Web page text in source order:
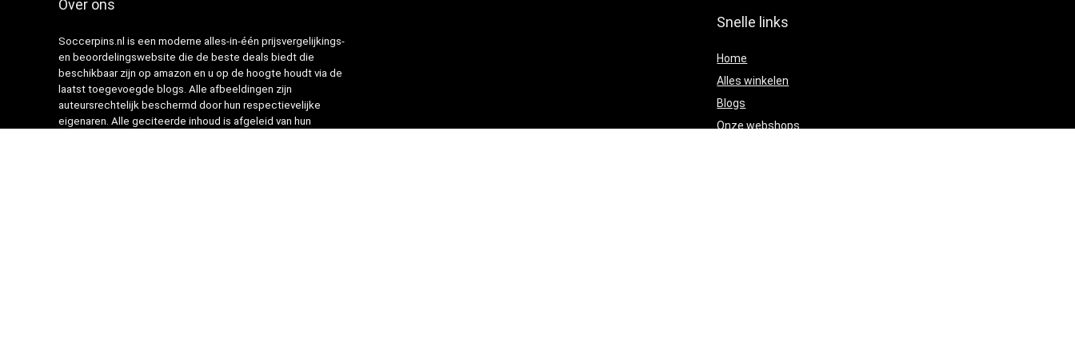
Over ons
Soccerpins.nl is een moderne alles-in-één prijsvergelijkings-
en beoordelingswebsite die de beste deals biedt die
beschikbaar zijn op amazon en u op de hoogte houdt via de
laatst toegevoegde blogs. Alle afbeeldingen zijn
auteursrechtelijk beschermd door hun respectievelijke
eigenaren. Alle geciteerde inhoud is afgeleid van hun
Snelle links
Home
Alles winkelen
Blogs
Onze webshops